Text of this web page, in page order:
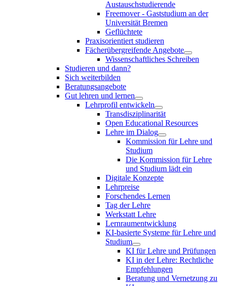
Austauschstudierende
Freemover - Gaststudium an der
Universität Bremen
Geflüchtete
Praxisorientiert studieren
Fächerübergreifende Angebote
Wissenschaftliches Schreiben
Studieren und dann?
Sich weiterbilden
Beratungsangebote
Gut lehren und lernen
Lehrprofil entwickeln
Transdisziplinarität
Open Educational Resources
Lehre im Dialog
Kommission für Lehre und
Studium
Die Kommission für Lehre
und Studium lädt ein
Digitale Konzepte
Lehrpreise
Forschendes Lernen
Tag der Lehre
Werkstatt Lehre
Lernraumentwicklung
KI-basierte Systeme für Lehre und
Studium
KI für Lehre und Prüfungen
KI in der Lehre: Rechtliche
Empfehlungen
Beratung und Vernetzung zu